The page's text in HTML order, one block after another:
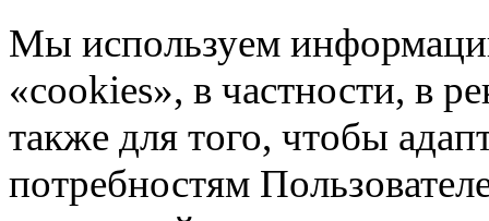
Мы используем
«cookies», в частности, в
также для того, чтобы
потребностям